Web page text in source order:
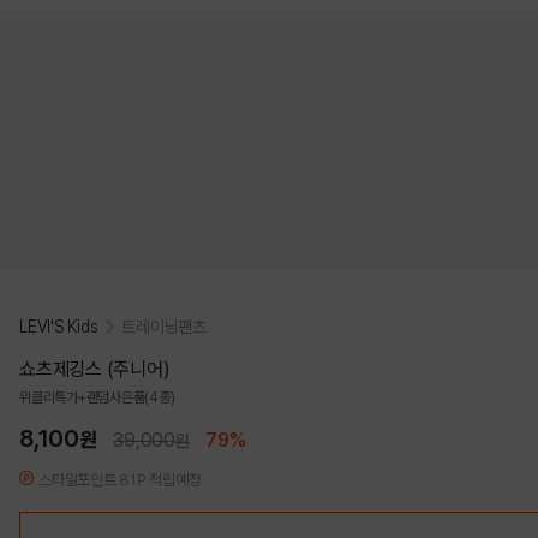
LEVI'S Kids 트레이닝팬츠
쇼츠제깅스 (주니어)
위클리특가+랜덤사은품(4종)
8,100원 39,000원 79%
스타일포인트 81P 적립예정